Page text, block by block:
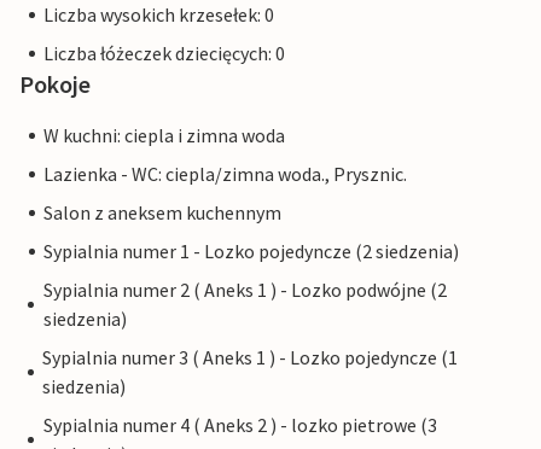
Liczba wysokich krzesełek: 0
Liczba łóżeczek dziecięcych: 0
Pokoje
W kuchni: ciepla i zimna woda
Lazienka - WC: ciepla/zimna woda., Prysznic.
Salon z aneksem kuchennym
Sypialnia numer 1 - Lozko pojedyncze (2 siedzenia)
Sypialnia numer 2 ( Aneks 1 ) - Lozko podwójne (2
siedzenia)
Sypialnia numer 3 ( Aneks 1 ) - Lozko pojedyncze (1
siedzenia)
Sypialnia numer 4 ( Aneks 2 ) - lozko pietrowe (3